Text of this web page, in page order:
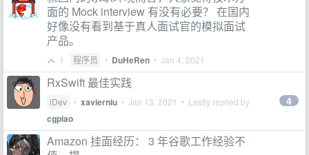
面的 Mock interview 有没有必要？ 在国内
好像没有看到基于真人面试官的模拟面试
产品。
1 程序员 • DuHeRen • Jan 4, 2021
RxSwift 最佳实践
iDev • xavierniu • Jan 13, 2021 • Lastly replied by
cgpiao
4
Amazon 挂面经历： 3 年谷歌工作经验不